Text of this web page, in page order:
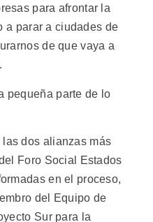
para afrontar la
a parar a ciudades de
de que vaya a
pequeña parte de lo
dos alianzas más
Foro Social Estados
en el proceso,
del Equipo de
Sur para la